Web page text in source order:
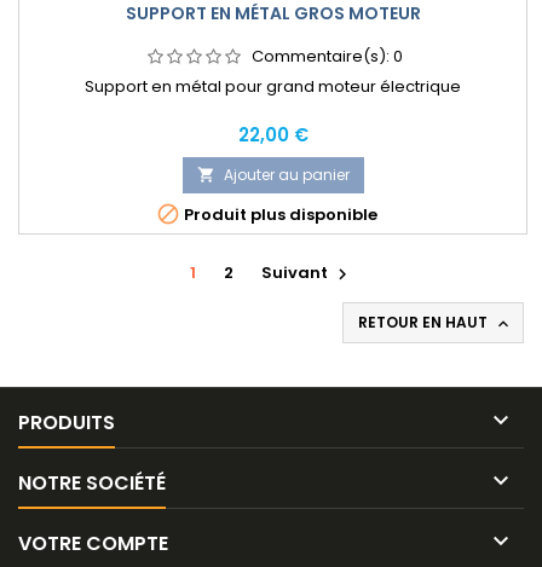
SUPPORT EN MÉTAL GROS MOTEUR
Commentaire(s): 0
Support en métal pour grand moteur électrique
Prix
22,00 €
 Ajouter au panier
 Produit plus disponible
1 2 Suivant 
RETOUR EN HAUT 
PRODUITS 
NOTRE SOCIÉTÉ 
VOTRE COMPTE 